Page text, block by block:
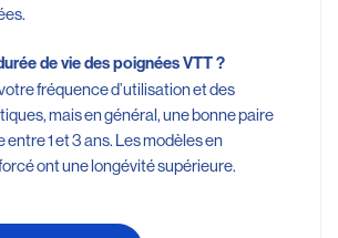
de vie des poignées VTT ?
fréquence d’utilisation et des
mais en général, une bonne paire
1 et 3 ans. Les modèles en
ont une longévité supérieure.